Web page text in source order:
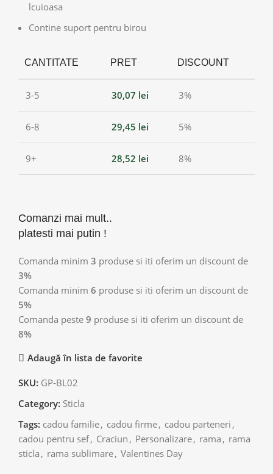
lcuioasa
Contine suport pentru birou
CANTITATE PRET DISCOUNT
3-5 30,07 lei 3%
6-8 29,45 lei 5%
9+ 28,52 lei 8%
Comanzi mai mult..
platesti mai putin !
Comanda minim 3 produse si iti oferim un discount de
3%
Comanda minim 6 produse si iti oferim un discount de
5%
Comanda peste 9 produse si iti oferim un discount de
8%
Adaugă în lista de favorite
SKU: GP-BL02
Category: Sticla
Tags: cadou familie, cadou firme, cadou parteneri ,
cadou pentru sef, Craciun , Personalizare, rama , rama
sticla , rama sublimare, Valentines Day